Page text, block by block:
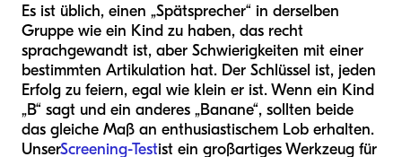
Es ist üblich, einen „Spätsprecher“ in derselben
Gruppe wie ein Kind zu haben, das recht
sprachgewandt ist, aber Schwierigkeiten mit einer
bestimmten Artikulation hat. Der Schlüssel ist, jeden
Erfolg zu feiern, egal wie klein er ist. Wenn ein Kind
„B“ sagt und ein anderes „Banane“, sollten beide
das gleiche Maß an enthusiastischem Lob erhalten.
UnserScreening-Testist ein großartiges Werkzeug für